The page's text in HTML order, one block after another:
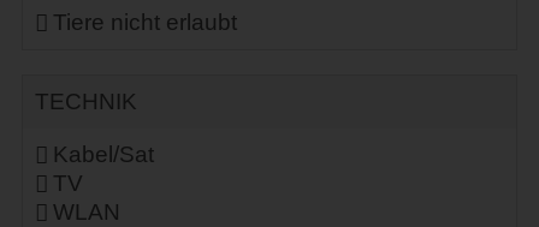
Tiere nicht erlaubt
TECHNIK
Kabel/Sat
TV
WLAN